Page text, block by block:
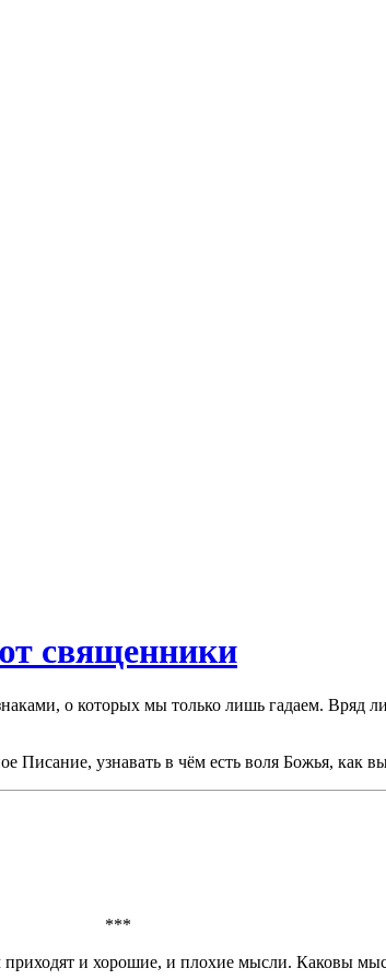
священники
о которых мы только лишь гадаем. Вряд
узнавать в чём есть воля Божья, как
***
и хорошие, и плохие мысли. Каковы